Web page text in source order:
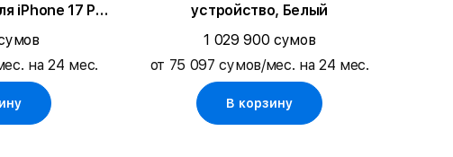
iPhone 17 Pro
на 24 мес.
устройство, Белый
1 029 900 сумов
от 75 097 сумов/мес. на 24 мес.
В корзину